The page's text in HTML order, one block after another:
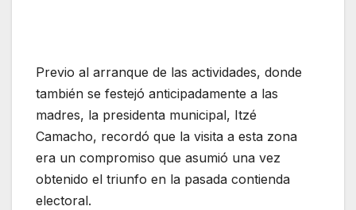
Previo al arranque de las actividades, donde
también se festejó anticipadamente a las
madres, la presidenta municipal, Itzé
Camacho, recordó que la visita a esta zona
era un compromiso que asumió una vez
obtenido el triunfo en la pasada contienda
electoral.